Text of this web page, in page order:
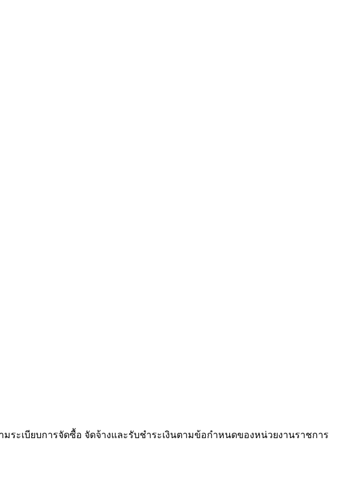
ะเบียบการจัดซื้อ จัดจ้างและรับชำระเงินตามข้อกำหนดของหน่วยงานราชการ